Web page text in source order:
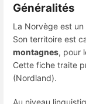
Généralités
La Norvège est
Son territoire est
montagnes, pour
Cette fiche traite
(Nordland).
Au niveau